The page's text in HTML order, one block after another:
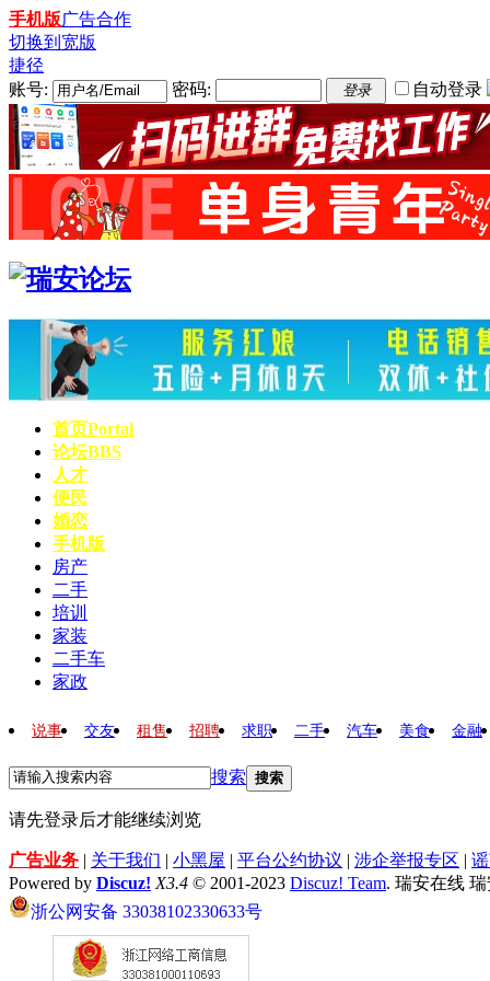
手机版广告合作
切换到宽版
捷径
账号:
密码: 登录 自动登录
首页Portal
论坛BBS
人才
便民
婚恋
手机版
房产
二手
培训
家装
二手车
家政
说事 交友 租售 招聘 求职 二手 汽车 美食 金融
搜索 搜索
请先登录后才能继续浏览
广告业务 | 关于我们 | 小黑屋 | 平台公约协议 | 涉企举报专区 |
Powered by Discuz! X3.4 © 2001-2023 Discuz! Team. 瑞安在线
浙公网安备 33038102330633号